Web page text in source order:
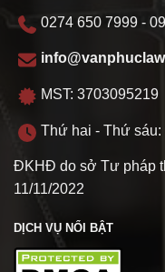
0274 650 7999 -
MST: 3703095219
Thứ hai - Thứ sáu:
ĐKHĐ do sở Tư pháp
11/11/2022
DỊCH VỤ NỔI BẬT